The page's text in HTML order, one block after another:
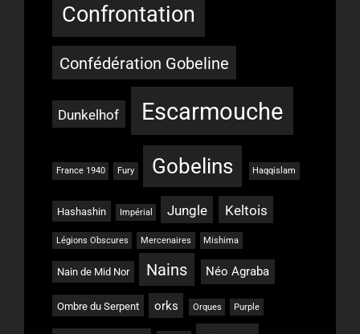
Confrontation
Confédération Gobeline
Dunkelhof Escarmouche
France 1940 Fury Gobelins Haqqislam
Hashashin Impérial Jungle Keltois
Légions Obscures Mercenaires Mishima
Nain de Mid Nor Nains Néo Agraba
Ombre du Serpent orks Orques Purple